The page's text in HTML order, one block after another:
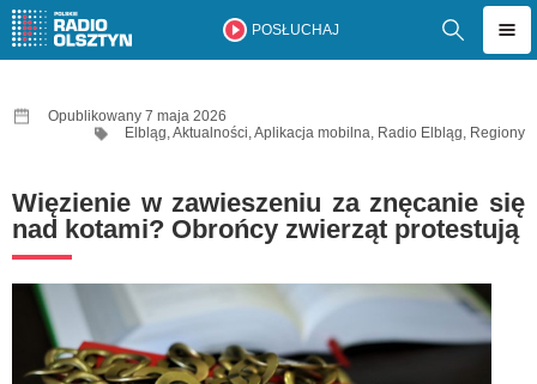
POSŁUCHAJ
Opublikowany 7 maja 2026
Elbląg,Aktualności,Aplikacja mobilna, Radio Elbląg, Regiony
Więzienie w zawieszeniu za znęcanie się
nad kotami? Obrońcy zwierząt protestują